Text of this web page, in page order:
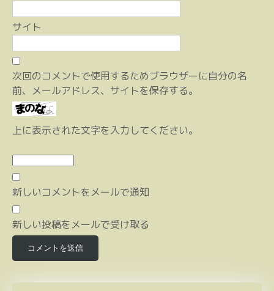
サイト
次回のコメントで使用するためブラウザーに自分の名
前、メールアドレス、サイトを保存する。
上に表示された文字を入力してください。
新しいコメントをメールで通知
新しい投稿をメールで受け取る